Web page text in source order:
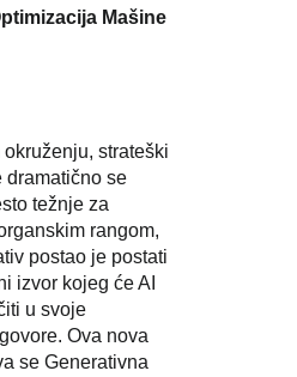
Mašine
strateški
dramatično se
težnje za
rangom,
postao je postati
izvor kojeg će AI
u svoje
Ova nova
se Generativna